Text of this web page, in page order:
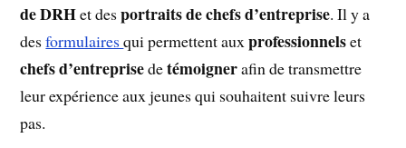
de DRHet desportraits de chefs d’entreprise. Il y a
desformulairesqui permettent auxprofessionnelset
chefs d’entreprisedetémoignerafin de transmettre
leur expérience aux jeunes qui souhaitent suivre leurs
pas.